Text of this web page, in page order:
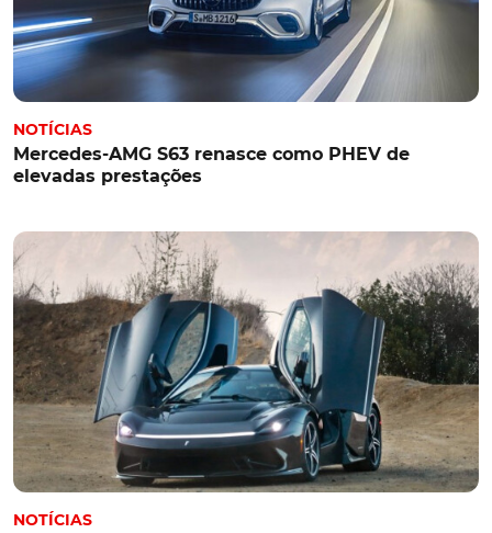
NOTÍCIAS
Mercedes-AMG S63 renasce como PHEV de
elevadas prestações
NOTÍCIAS